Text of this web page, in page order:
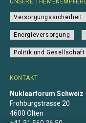
KONTAKT
Nuklearforum Schweiz
Frohburgstrasse 20
4600 Olten
UNSERE
Versorgungssicherheit
Energieversorgung
Politik und Gesellschaft